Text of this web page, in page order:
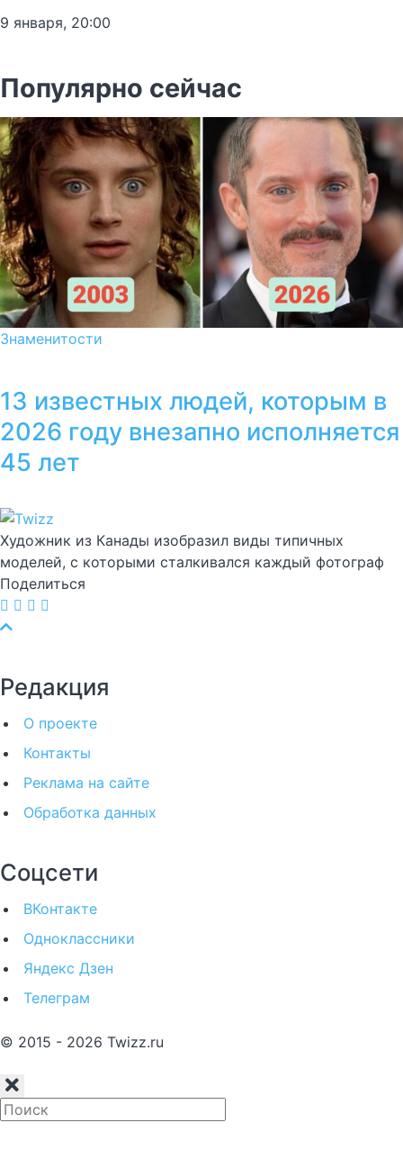
9 января, 20:00
Популярно сейчас
Знаменитости
13 известных людей, которым в
2026 году внезапно исполняется
45 лет
Художник из Канады изобразил виды типичных
моделей, с которыми сталкивался каждый фотограф
Поделиться
Редакция
О проекте
Контакты
Реклама на сайте
Обработка данных
Соцсети
ВКонтакте
Одноклассники
Яндекс Дзен
Телеграм
© 2015 - 2026 Twizz.ru